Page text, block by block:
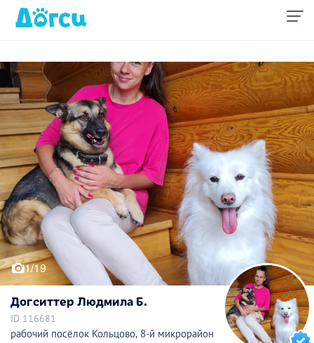
1/19
Догситтер Людмила Б.
ID 116681
рабочий посёлок Кольцово, 8-й микрорайон